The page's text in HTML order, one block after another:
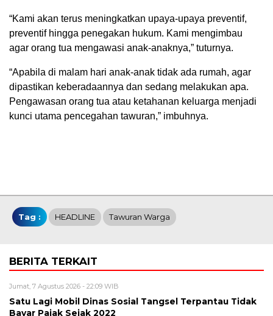
“Kami akan terus meningkatkan upaya-upaya preventif,
preventif hingga penegakan hukum. Kami mengimbau
agar orang tua mengawasi anak-anaknya,” tuturnya.
“Apabila di malam hari anak-anak tidak ada rumah, agar
dipastikan keberadaannya dan sedang melakukan apa.
Pengawasan orang tua atau ketahanan keluarga menjadi
kunci utama pencegahan tawuran,” imbuhnya.
Tag : HEADLINE Tawuran Warga
BERITA TERKAIT
Jumat, 7 Agustus 2026 - 22:09 WIB
Satu Lagi Mobil Dinas Sosial Tangsel Terpantau Tidak
Bayar Pajak Sejak 2022